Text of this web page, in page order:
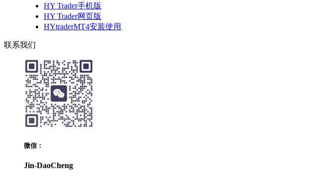
HY Trader手机版
HY Trader网页版
HYtraderMT4安装使用
联系我们
微信：
Jin-DaoCheng